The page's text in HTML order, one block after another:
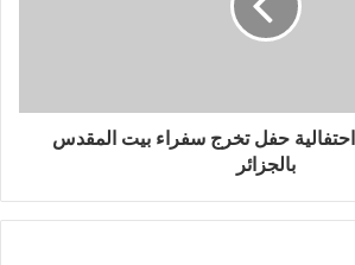
حفل تخرج سفراء بيت المقدس
بالجزائر